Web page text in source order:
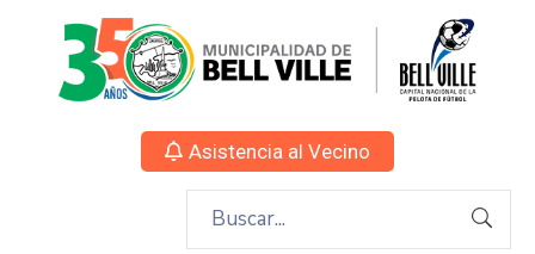
Asistencia al Vecino